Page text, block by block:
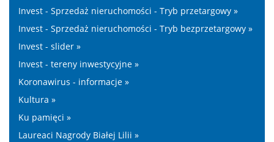
Invest - Sprzedaż nieruchomości - Tryb przetargowy »
Invest - Sprzedaż nieruchomości - Tryb bezprzetargowy »
Invest - slider »
Invest - tereny inwestycyjne »
Koronawirus - informacje »
Kultura »
Ku pamięci »
Laureaci Nagrody Białej Lilii »